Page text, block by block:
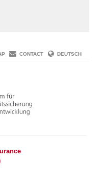
CONTACT DEUTSCH